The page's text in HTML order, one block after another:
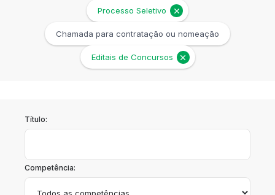
Processo Seletivo
Chamada para contratação ou nomeação
Editais de Concursos
Título:
Competência: